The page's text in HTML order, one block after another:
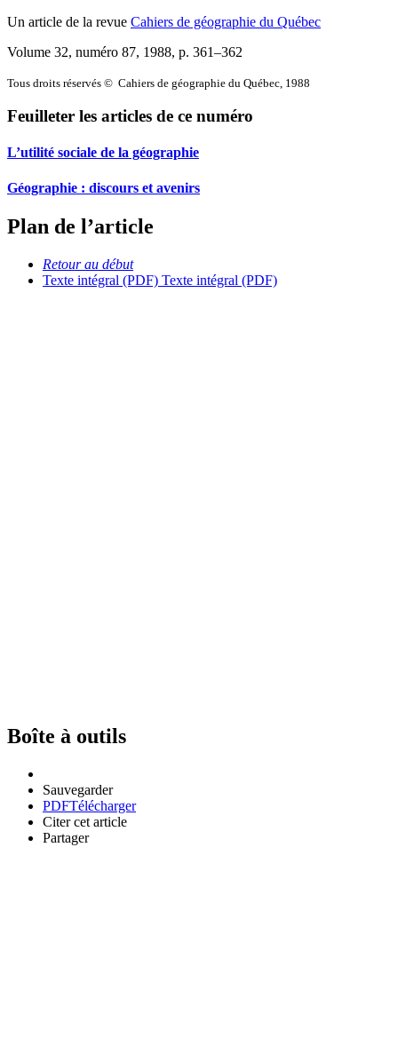
Un article de la revue Cahiers de géographie du Québec
Volume 32, numéro 87, 1988, p. 361–362
Tous droits réservés © Cahiers de géographie du Québec, 1988
Feuilleter les articles de ce numéro
L’utilité sociale de la géographie
Géographie : discours et avenirs
Plan de l’article
Retour au début
Texte intégral (PDF) Texte intégral (PDF)
Boîte à outils
Sauvegarder
PDFTélécharger
Citer cet article
Partager